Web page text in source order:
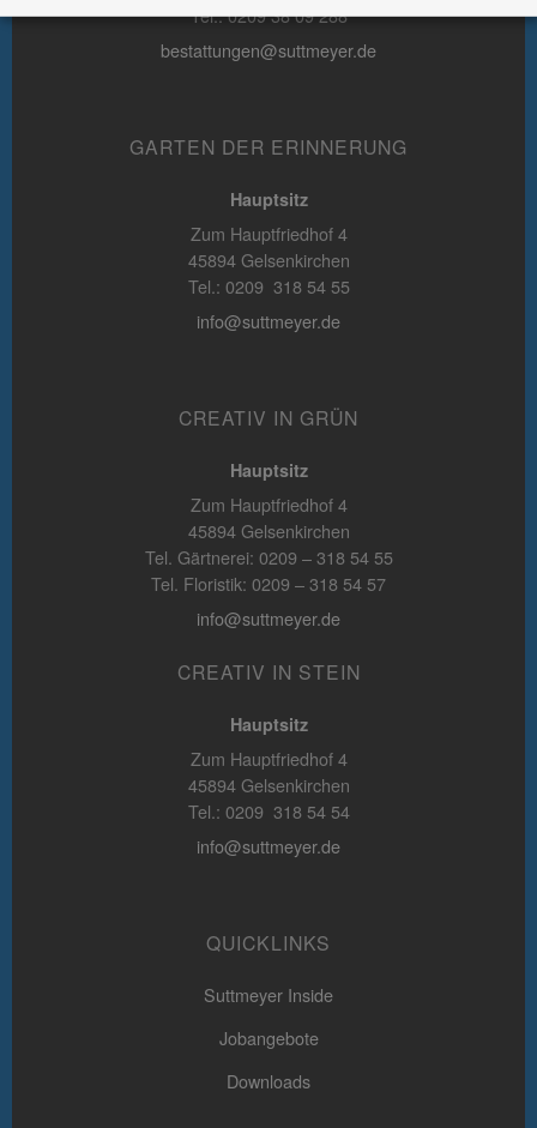
Tel.: 0209 38 09 288
bestattungen@suttmeyer.de
GARTEN DER ERINNERUNG
Hauptsitz
Zum Hauptfriedhof 4
45894 Gelsenkirchen
Tel.: 0209 318 54 55
info@suttmeyer.de
CREATIV IN GRÜN
Hauptsitz
Zum Hauptfriedhof 4
45894 Gelsenkirchen
Tel. Gärtnerei: 0209 – 318 54 55
Tel. Floristik: 0209 – 318 54 57
info@suttmeyer.de
CREATIV IN STEIN
Hauptsitz
Zum Hauptfriedhof 4
45894 Gelsenkirchen
Tel.: 0209 318 54 54
info@suttmeyer.de
QUICKLINKS
Suttmeyer Inside
Jobangebote
Downloads